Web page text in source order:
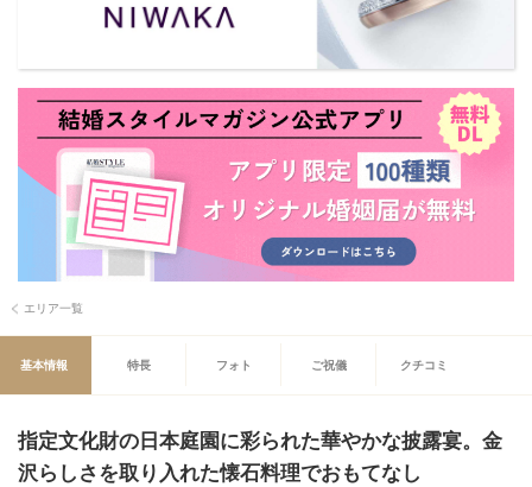
エリア一覧
基本情報 特長 フォト ご祝儀 クチコミ
指定文化財の日本庭園に彩られた華やかな披露宴。金
沢らしさを取り入れた懐石料理でおもてなし